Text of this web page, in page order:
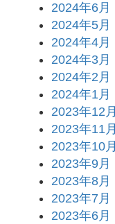
2024年6月
2024年5月
2024年4月
2024年3月
2024年2月
2024年1月
2023年12月
2023年11月
2023年10月
2023年9月
2023年8月
2023年7月
2023年6月